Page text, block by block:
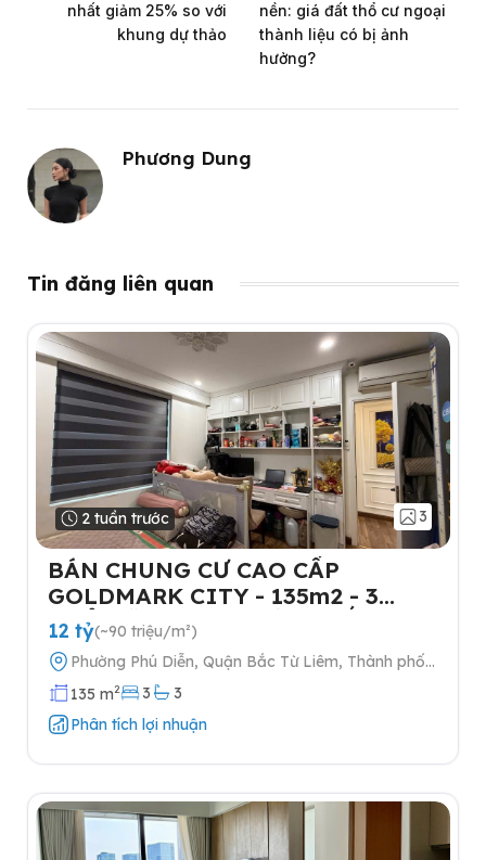
nhất giảm 25% so với
khung dự thảo
nền: giá đất thổ cư ngoại
thành liệu có bị ảnh
hưởng?
Phương Dung
Tin đăng liên quan
2 tuần trước 3
BÁN CHUNG CƯ CAO CẤP
GOLDMARK CITY - 135m2 - 3
NGỦ-TẶNG FULL NỘI THẤT- 2
SLOT Ô TÔ
12 tỷ(~90 triệu/m²)
Phường Phú Diễn, Quận Bắc Từ Liêm, Thành phố
Hà Nội
135 m2 3
3
Phân tích lợi nhuận